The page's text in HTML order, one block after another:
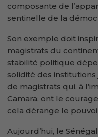
composante de
sentinelle de la
Son exemple doit
magistrats du
stabilité politique
solidité des institutions
de magistrats qui, à
Camara, ont le
cela dérange le
Aujourd’hui, le